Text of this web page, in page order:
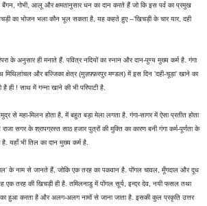
गोभी, आलू और क्षमतानुसार धन का दान करते हैं जो कि इस पर्व का प्रमुख
का भोजन भला कौन भूल सकता है, यह कहते हुए --’खिचड़ी के चार यार, दही
के अनुसार ही मनाते हैं. पवित्र नदियों का स्नान और दान-पुण्य मुख्य कर्म है. गंगा
मिथिलांचल और बज्जिका क्षेत्र (मुज़फ़्फ़रपुर मण्डल) में इस दिन ’दही-चूड़ा’ खाने का
ही ! साथ में गन्ना खाने की भी परिपाटी है.
से महा-मिलन होता है, में बहुत बड़ा मेला लगता है. गंगा-सागर में ऐसा प्रतीत होता
सगर के श्रापग्रस्त साठ हजार पुत्रों की मुक्ति का कारण बनी गंगा कर्म-पूर्णता के
है. यहाँ भी तिल का दान मुख्य कर्म है.
के नाम से जानते हैं, जोकि एक तरह का पकवान है. पोंगल चावल, मूँगदाल और दूध
एक तरह की खिचड़ी ही है. तमिलनाडु में पोंगल सूर्य, इन्द्र देव, नयी फसल तथा
का हुआ करता है और अलग-अलग नामों से जाना जाता है. इसकी कुल प्रकृति उत्तर